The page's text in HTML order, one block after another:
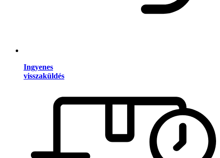
Ingyenes
visszaküldés